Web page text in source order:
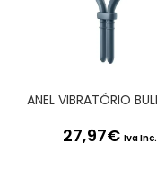
27,97€ Iva Inc.